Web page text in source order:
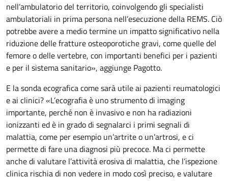
nell’ambulatorio del territorio, coinvolgendo gli specialisti
ambulatoriali in prima persona nell’esecuzione della REMS. Ciò
potrebbe avere a medio termine un impatto significativo nella
riduzione delle fratture osteoporotiche gravi, come quelle del
femore o delle vertebre, con importanti benefici per i pazienti
e per il sistema sanitario», aggiunge Pagotto.
E la sonda ecografica come sarà utile ai pazienti reumatologici
e ai clinici? «L’ecografia è uno strumento di imaging
importante, perché non è invasivo e non ha radiazioni
ionizzanti ed è in grado di segnalarci i primi segnali di
malattia, come per esempio un’artrite o un’artrosi, e ci
permette di fare una diagnosi più precoce. Ma ci permette
anche di valutare l’attività erosiva di malattia, che l’ispezione
clinica rischia di non vedere in modo così preciso, e valutare